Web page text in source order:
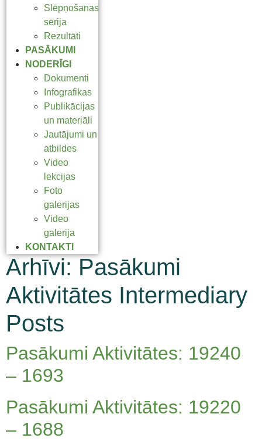
Slēpņošanas
sērija
Rezultāti
PASĀKUMI
NODERĪGI
Dokumenti
Infografikas
Publikācijas
un materiāli
Jautājumi un
atbildes
Video
lekcijas
Foto
galerijas
Video
galerija
KONTAKTI
Arhīvi: Pasākumi
Aktivitātes Intermediary
Posts
Pasākumi Aktivitātes: 19240
– 1693
Pasākumi Aktivitātes: 19220
– 1688